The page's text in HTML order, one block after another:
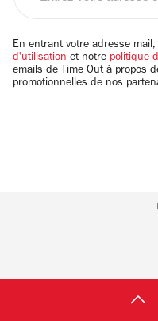
email
En entrant votre adresse
d'utilisation et notre politique
emails de Time Out à propos
promotionnelles de nos